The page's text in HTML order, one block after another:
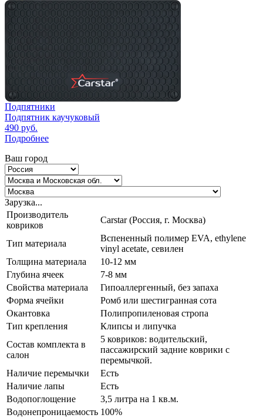
Подпятники
Подпятник каучуковый
490 руб.
Подробнее
Ваш город
Зарузка...
Производитель
ковриков
Carstar (Россия, г. Москва)
Тип материала
Вспененный полимер EVA, ethylene
vinyl acetate, севилен
Толщина материала
10-12 мм
Глубина ячеек
7-8 мм
Свойства материала
Гипоаллергенный, без запаха
Форма ячейки
Ромб или шестигранная сота
Окантовка
Полипропиленовая стропа
Тип крепления
Клипсы и липучка
Состав комплекта в
салон
5 ковриков: водительский,
пассажирский задние коврики с
перемычкой.
Наличие перемычки
Есть
Наличие лапы
Есть
Водопоглощение
3,5 литра на 1 кв.м.
Водонепроницаемость 100%